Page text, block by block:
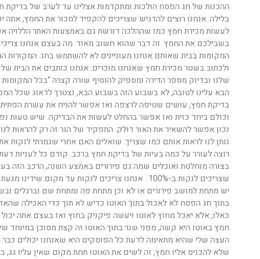
ההכנות של חג הפסח הולכות ומתקדמות אצלינו עד לערב של
בלילה. אנחנו רוצים להדגיש שצריכים להקפיד למכור את החמץ,
לעשות מכירת חמץ כמו שההלכה דורשת גם באמצעות האתר הללויה
בשבילכם את החמץ. זה דבר שהוא חשוב מאוד. מה בעצם אנחנו
המקומות בבית שאותם אנחנו מעוניינים לא להשתמש בחג. המקורות
ולכתוב בשטר מכירת חמץ שאנחנו מוכרים. אנחנו כותבים את
שלנו ובדיוק מספר הדירה ומספיק להוסיף שורה קצרה “בכל
הבא עלינו לטובה, לא בשבוע הזה בשבוע הבא, נצטרך לדאוג שכל
בדיקת חמץ, עושים שטיפה לרצפה ואז אפשר להניח את עשרת
וכולם ביחד כזית ואז אפשר בהחלט לעשות את הבדיקה. שיש טעות
נכון אפשר להשאיר את האור דולק. התפקיד של הנר זה רק להראות
נותן לנו לראות אותם כמו שצריך. שואלים האם אחרי שגמרתי לנקות
רוצה לעורר על כמה בעיות של בדיקת חמץ ברכב. קודם כל לעניות
שצריכים לנקות ב-100% . אנחנו צריכים לנקות עד
יש מתחת למושב פירורים או לא וכן מתחת פה ומתחת שם וברגלים
בתוך חג הפסח לא לאכול בתוך האוטו כדיש לא תוך כדי האכילה
כאלו, אלא יאכל מחוץ לאוטו ויעשה פיקניק בחוץ ואז בעצם אתה
חמץ באוטו היא קשה, מפני שנר בתוך האוטו זה קצת מסוכן
העצה שלי שהיא מתאימה לדעת כל הפוסקים היא שאנחנו יכולים כבר
שלא להכניס אליו חמץ, זה לשים את האוטו תחת מקום שאין עליו